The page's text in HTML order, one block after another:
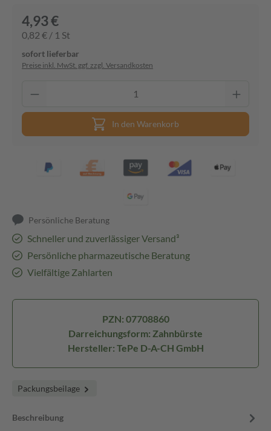
4,93 €
0,82 € / 1 St
sofort lieferbar
Preise inkl. MwSt. ggf. zzgl. Versandkosten
In den Warenkorb
Persönliche Beratung
Schneller und zuverlässiger Versand³
Persönliche pharmazeutische Beratung
Vielfältige Zahlarten
PZN: 07708860
Darreichungsform: Zahnbürste
Hersteller: TePe D-A-CH GmbH
Packungsbeilage
Beschreibung